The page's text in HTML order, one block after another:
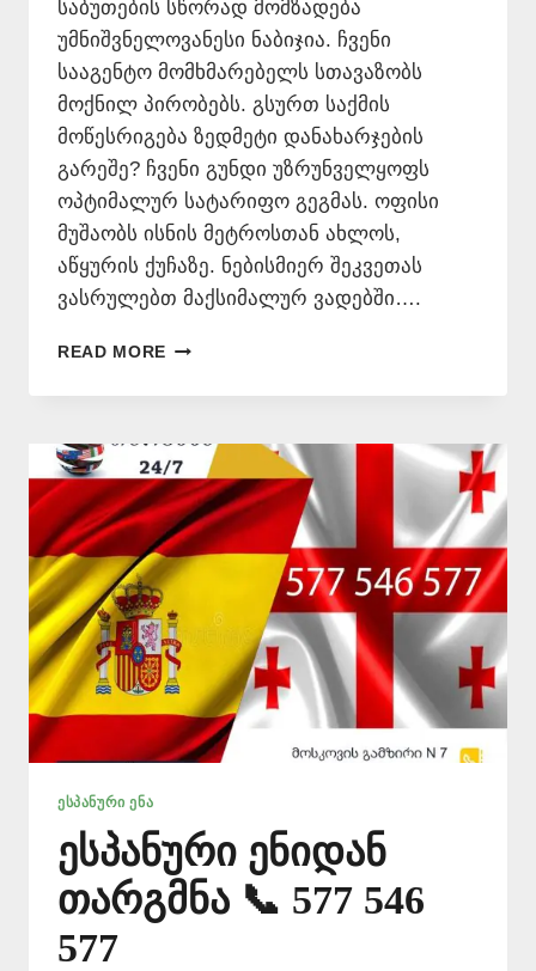
საბუთების სწორად მომზადება
უმნიშვნელოვანესი ნაბიჯია. ჩვენი
სააგენტო მომხმარებელს სთავაზობს
მოქნილ პირობებს. გსურთ საქმის
მოწესრიგება ზედმეტი დანახარჯების
გარეშე? ჩვენი გუნდი უზრუნველყოფს
ოპტიმალურ სატარიფო გეგმას. ოფისი
მუშაობს ისნის მეტროსთან ახლოს,
აწყურის ქუჩაზე. ნებისმიერ შეკვეთას
ვასრულებთ მაქსიმალურ ვადებში….
READ MORE ᲔᲡᲞᲐᲜᲣᲠᲐᲓ
ᲧᲕᲔᲚᲐᲖᲔ
📞
577
546
577
ᲔᲡᲞᲐᲜᲣᲠᲘ ᲔᲜᲐ
ესპანური ენიდან
თარგმნა 📞 577 546
577